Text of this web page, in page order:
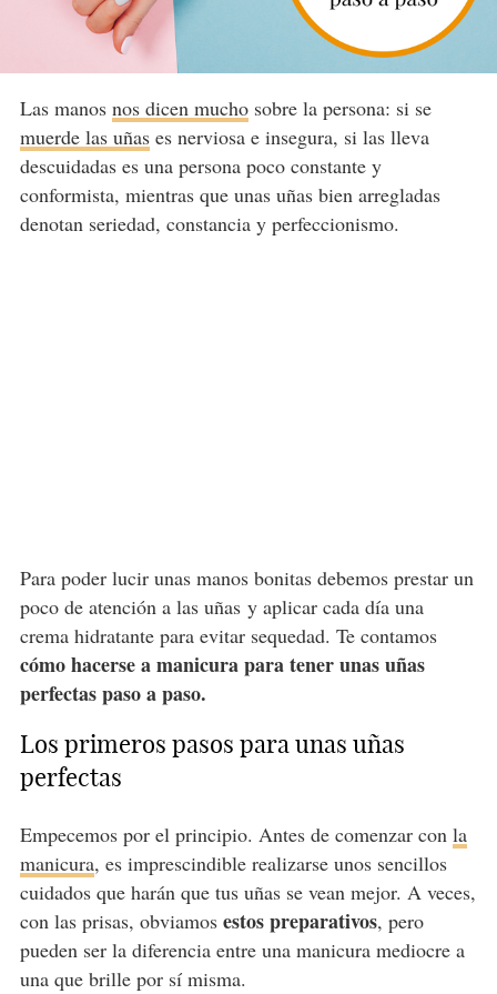
Las manos nos dicen muchosobre la persona: si se
muerde las uñases nerviosa e insegura, si las lleva
descuidadas es una persona poco constante y
conformista, mientras que unas uñas bien arregladas
denotan seriedad, constancia y perfeccionismo.
Para poder lucir unas manos bonitas debemos prestar un
poco de atención a las uñas y aplicar cada día una
crema hidratante para evitar sequedad. Te contamos
cómo hacerse a manicura para tener unas uñas
perfectas paso a paso.
Los primeros pasos para unas uñas
perfectas
Empecemos por el principio. Antes de comenzar con la
manicura, es imprescindible realizarse unos sencillos
cuidados que harán que tus uñas se vean mejor. A veces,
con las prisas, obviamos estos preparativos, pero
pueden ser la diferencia entre una manicura mediocre a
una que brille por sí misma.